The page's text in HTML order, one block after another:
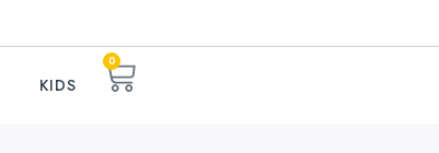
KIDS
0